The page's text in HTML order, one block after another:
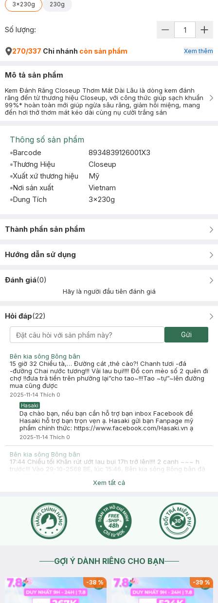
3x230g 230g
Số lượng:
270/337 Chi nhánh còn sản phẩm Xem thêm
Mô tả sản phẩm
Kem Đánh Răng Closeup Thơm Mát Dài Lâu là dòng kem đánh
răng đến từ thương hiệu Closeup, với công thức giúp sạch khuẩn
99%* hoàn toàn mới giúp ngừa sâu răng, giảm hôi miệng, mang
đến hơi thở thơm mát kéo dài cùng nụ cười trắng sán
Thông số sản phẩm
Barcode
8934839126001X3
Thương Hiệu
Closeup
Xuất xứ thương hiệu
Mỹ
Nơi sản xuất
Vietnam
Dung Tích
3x230g
Thành phần sản phẩm
Hướng dẫn sử dụng
Đánh giá(0)
Hãy là người đầu tiên đánh giá
Hỏi đáp(22)
Gửi
Bên kia sông Bông bân
15 giờ 32 Chiều tà,… Đường cát ,thẻ cào?! Chanh tươi -đá
-đường Chai nước tương!!! Vải lau bụi!!!! Đồ con mèo số 2 quên đi
chợ !!đưa trả tiền trên phường lại”cho tao~!!!Tao ~tự”~lên đường
mua cũng được
2025-11-14 Thích 0
Hasaki
Dạ chào bạn, nếu bạn cần hỗ trợ bạn inbox Facebook để
Hasaki hỗ trợ bạn trọn vẹn ạ. Hasaki gửi bạn Fanpage mỹ
phẩm chính thức: https://www.facebook.com/Hasaki.vn ạ
2025-11-14 Thích 0
Bên kia sông Bông bân
17:44 Chiều tối Khăn rút ướt lau bụi 17h trở lên!!!! 2 canh ~~~ h
trước!!! Vào 29-10-2568 BE, lúc 15:46, Bên kia sông Bông bân đã
Dạ chào bạn, nếu bạn cần hỗ trợ bạn inbox Facebook để
Hasaki hỗ trợ bạn trọn vẹn ạ. Hasaki gửi bạn Fanpage mỹ
phẩm chính thức: https://www.facebook.com/Hasaki.vn ạ
2025-10-29Thích
Xem tất cả
GỢI Ý DÀNH RIÊNG CHO BẠN
-38% -39%